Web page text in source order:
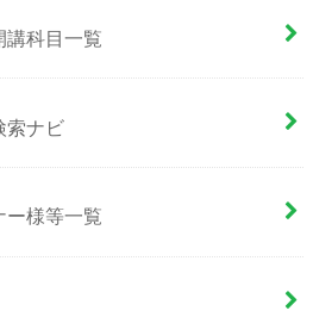
講科目一覧
索ナビ
ー様等一覧